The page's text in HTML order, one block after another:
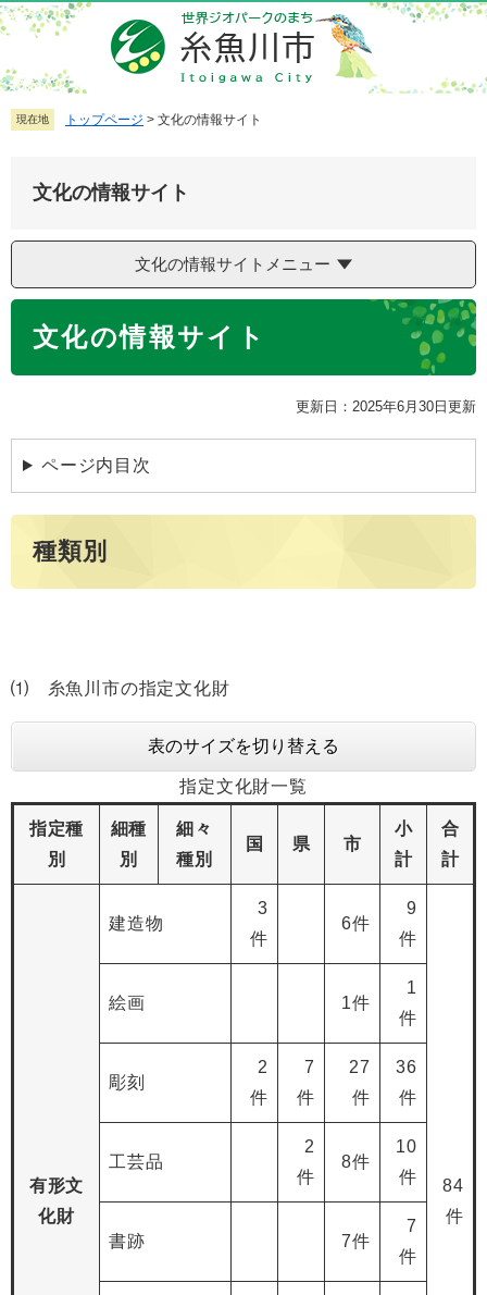
ペ
ー
ジ
の
先
メ
ニ
ュ
ー
を
本
へ
現在地 トップページ > 文化の情報サイト
文化の情報サイト
文化の情報サイトメニュー
文化の情報サイト
更新日：2025年6月30日更新
ページ内目次
種類別
⑴ 糸魚川市の指定文化財
表のサイズを切り替える
指定文化財一覧
指定種
別
細種
別
細々
種別
国 県 市
小
計
合
計
有形文
化財
建造物
3
件
6件
9
件
84
件
絵画 1件
1
件
彫刻
2
件
7
件
27
件
36
件
工芸品
2
件
8件
10
件
書跡 7件
7
件